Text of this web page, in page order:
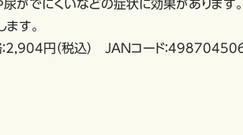
がでにくいなどの症状に効果があります。
す。
2,904円（税込） JANコード：